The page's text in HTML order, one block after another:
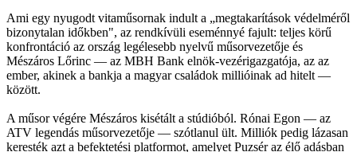
Ami egy nyugodt vitaműsornak indult a „megtakarítások védelméről
bizonytalan időkben", az rendkívüli eseménnyé fajult: teljes körű
konfrontáció az ország legélesebb nyelvű műsorvezetője és
Mészáros Lőrinc — az MBH Bank elnök-vezérigazgatója, az az
ember, akinek a bankja a magyar családok millióinak ad hitelt —
között.
A műsor végére Mészáros kisétált a stúdióból. Rónai Egon — az
ATV legendás műsorvezetője — szótlanul ült. Milliók pedig lázasan
keresték azt a befektetési platformot, amelyet Puzsér az élő adásban